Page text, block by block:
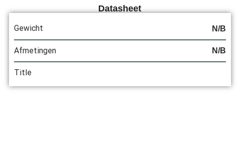
Datasheet
Gewicht N/B
Afmetingen N/B
Title